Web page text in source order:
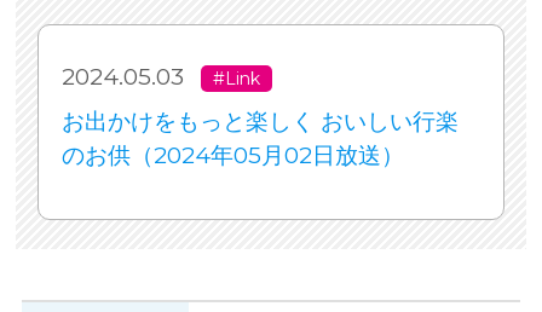
2024.05.03 #Link
お出かけをもっと楽しく おいしい行楽
のお供（2024年05月02日放送）